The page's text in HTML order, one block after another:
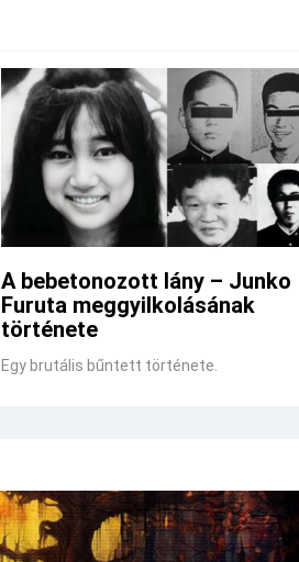
A bebetonozott lány – Junko
Furuta meggyilkolásának
története
Egy brutális bűntett története.